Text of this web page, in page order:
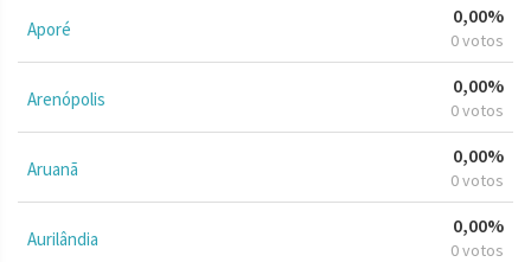
Aporé
0,00%
0 votos
Arenópolis
0,00%
0 votos
Aruanã
0,00%
0 votos
Aurilândia
0,00%
0 votos